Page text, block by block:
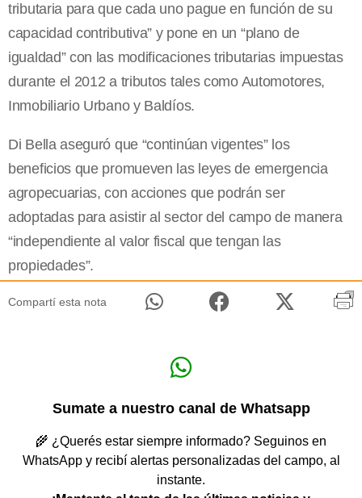
tributaria para que cada uno pague en función de su
capacidad contributiva” y pone en un “plano de
igualdad” con las modificaciones tributarias impuestas
durante el 2012 a tributos tales como Automotores,
Inmobiliario Urbano y Baldíos.
Di Bella aseguró que “continúan vigentes” los
beneficios que promueven las leyes de emergencia
agropecuarias, con acciones que podrán ser
adoptadas para asistir al sector del campo de manera
“independiente al valor fiscal que tengan las
propiedades”.
Compartí esta nota
Sumate a nuestro canal de Whatsapp
🌾 ¿Querés estar siempre informado? Seguinos en
WhatsApp y recibí alertas personalizadas del campo, al
instante.